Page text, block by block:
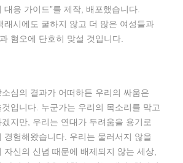
응 가이드”를 제작, 배포했습니다.
래시에도 굴하지 않고 더 많은 여성들과
혐오에 단호히 맞설 것입니다.
심의 결과가 어떠하든 우리의 싸움은
입니다. 누군가는 우리의 목소리를 막고
지만, 우리는 연대가 두려움을 용기로
경험해왔습니다. 우리는 물러서지 않을
자신의 신념 때문에 배제되지 않는 세상,